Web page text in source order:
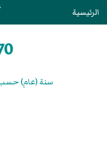
الرئيسية
سنة (عام) حسب